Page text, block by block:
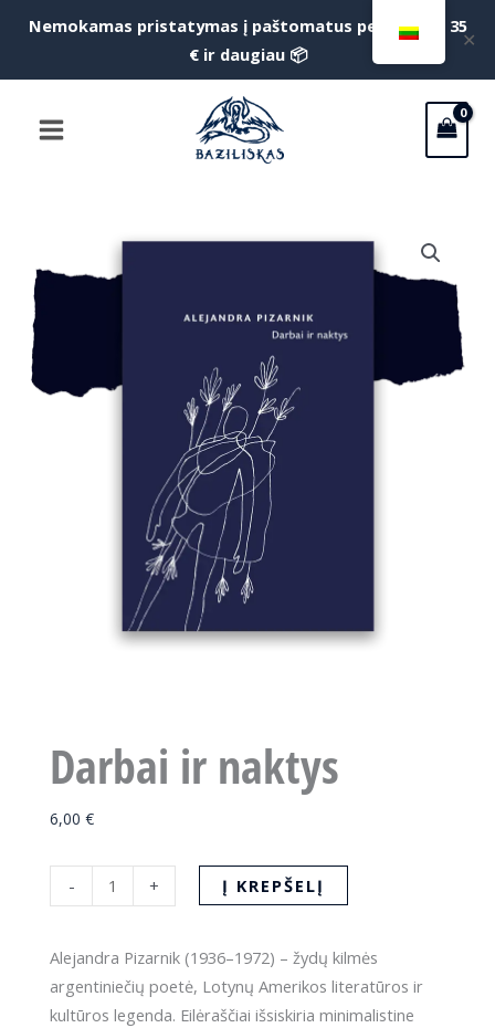
Nemokamas pristatymas į paštomatus perkant už 35
€ ir daugiau 📦
✕
Menu
Darbai ir naktys
6,00 €
-
produkto
kiekis:
ir
naktys
+ Į KREPŠELĮ
Alejandra Pizarnik (1936–1972) – žydų kilmės
argentiniečių poetė, Lotynų Amerikos literatūros ir
kultūros legenda. Eilėraščiai išsiskiria minimalistine